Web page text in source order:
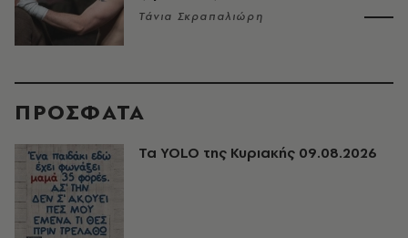
Τάνια Σκραπαλιώρη
ΠΡΟΣΦΑΤΑ
Τα YOLO της Κυριακής 09.08.2026